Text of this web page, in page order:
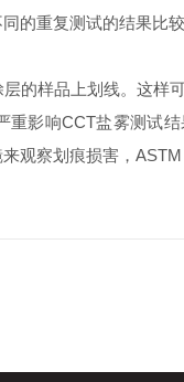
的重复测试的结果比较
样品上划线。这样可
响CCT盐雾测试结
观察划痕损害，ASTM